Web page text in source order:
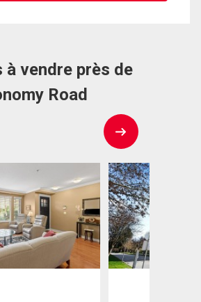
à vendre près de
Road